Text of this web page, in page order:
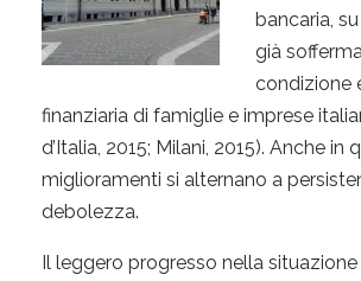
bancaria,
già
condizione
finanziaria di famiglie e imprese
d’Italia, 2015; Milani, 2015). Anche in
miglioramenti si alternano a
debolezza.
Il leggero progresso nella